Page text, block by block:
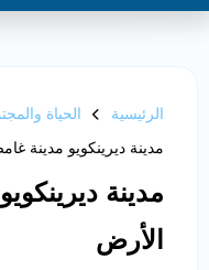
الرئيسية الحياة
مدينة ديرينكويو مدينة
مدينة
الأرض